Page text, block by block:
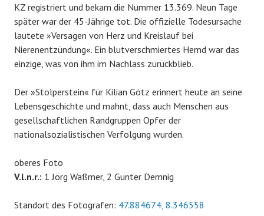
KZ registriert und bekam die Nummer 13.369. Neun Tage
später war der 45-Jährige tot. Die offizielle Todesursache
lautete »Versagen von Herz und Kreislauf bei
Nierenentzündung«. Ein blutverschmiertes Hemd war das
einzige, was von ihm im Nachlass zurückblieb.
Der »Stolperstein« für Kilian Götz erinnert heute an seine
Lebensgeschichte und mahnt, dass auch Menschen aus
gesellschaftlichen Randgruppen Opfer der
nationalsozialistischen Verfolgung wurden.
oberes Foto
V.l.n.r.: 1 Jörg Waßmer, 2 Gunter Demnig
Standort des Fotografen: 47.884674, 8.346558